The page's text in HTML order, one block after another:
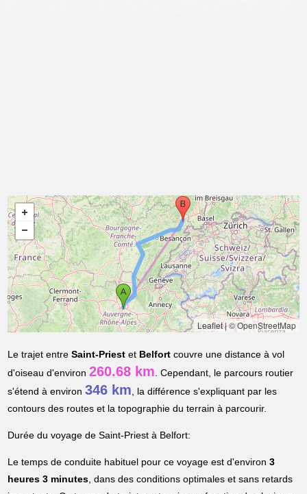
Leaflet|© OpenStreetMap
Le trajet entreSaint-Priest et Belfort couvre une distance à vol
d'oiseau d'environ260.68 km. Cependant, le parcours routier
s'étend à environ346 km, la différence s'expliquant par les
contours des routes et la topographie du terrain à parcourir.
Durée du voyage de Saint-Priest à Belfort:
Le temps de conduite habituel pour ce voyage est d'environ3
heures 3 minutes, dans des conditions optimales et sans retards